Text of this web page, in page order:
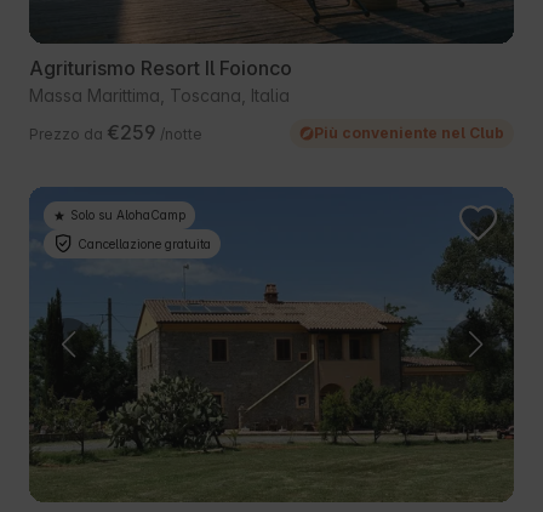
Agriturismo Resort Il Foionco
Massa Marittima, Toscana, Italia
Prezzo da €259 /notte Più conveniente nel Club
Solo su AlohaCamp
Cancellazione gratuita